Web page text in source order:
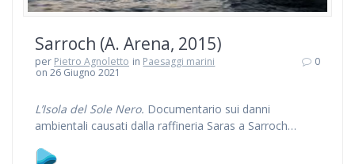
Sarroch (A. Arena, 2015)
per Pietro Agnoletto in Paesaggi marini
on 26 Giugno 2021
0
L’Isola del Sole Nero. Documentario sui danni
ambientali causati dalla raffineria Saras a Sarroch…